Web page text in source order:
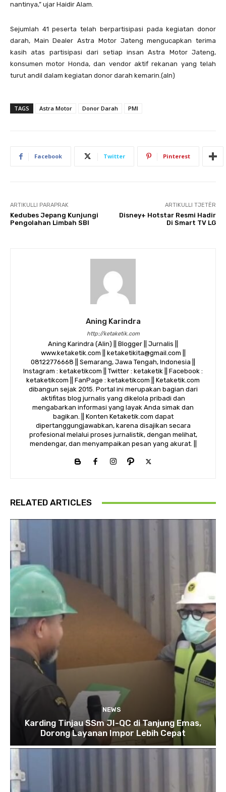
nantinya,” ujar Haidir Alam.
Sejumlah 41 peserta telah berpartisipasi pada kegiatan donor
darah, Main Dealer Astra Motor Jateng mengucapkan terima
kasih atas partisipasi dari setiap insan Astra Motor Jateng,
konsumen motor Honda, dan vendor aktif rekanan yang telah
turut andil dalam kegiatan donor darah kemarin.(aln)
TAGS Astra Motor Donor Darah PMI
Facebook Twitter Pinterest
ARTIKULLI PARAPRAK
Kedubes Jepang Kunjungi
Pengolahan Limbah SBI
ARTIKULLI TJETËR
Disney+ Hotstar Resmi Hadir
Di Smart TV LG
Aning Karindra
http://ketaketik.com
Aning Karindra (Alin) || Blogger || Jurnalis ||
www.ketaketik.com || ketaketikita@gmail.com ||
08122776668 || Semarang, Jawa Tengah, Indonesia ||
Instagram : ketaketikcom || Twitter : ketaketik || Facebook :
ketaketikcom || FanPage : ketaketikcom || Ketaketik.com
dibangun sejak 2015. Portal ini merupakan bagian dari
aktifitas blog jurnalis yang dikelola pribadi dan
mengabarkan informasi yang layak Anda simak dan
bagikan. || Konten Ketaketik.com dapat
dipertanggungjawabkan, karena disajikan secara
profesional melalui proses jurnalistik, dengan melihat,
mendengar, dan menyampaikan pesan yang akurat. ||
RELATED ARTICLES
NEWS
Karding Tinjau SSm JI-QC di Tanjung Emas,
Dorong Layanan Impor Lebih Cepat